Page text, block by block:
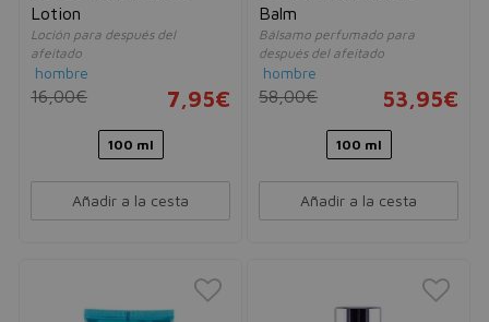
Lotion
Loción para después del
afeitado
hombre
16,00€ 7,95€
100 ml
Añadir a la cesta
Balm
Bálsamo perfumado para
después del afeitado
hombre
58,00€ 53,95€
100 ml
Añadir a la cesta